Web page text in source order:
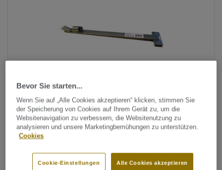
Bevor Sie starten...
Wenn Sie auf „Alle Cookies akzeptieren“ klicken, stimmen Sie
der Speicherung von Cookies auf Ihrem Gerät zu, um die
Websitenavigation zu verbessern, die Websitenutzung zu
analysieren und unsere Marketingbemühungen zu unterstützen.
Cookies
Alle Cookies akzeptieren
Cookie-Einstellungen